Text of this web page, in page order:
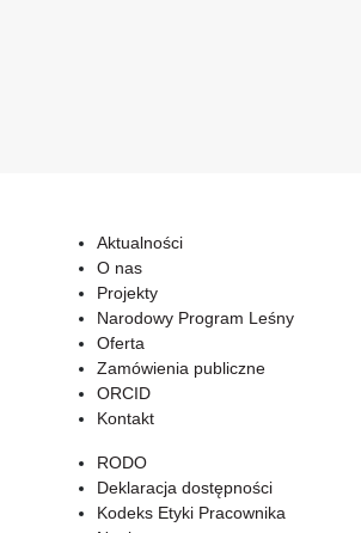
Aktualności
O nas
Projekty
Narodowy Program Leśny
Oferta
Zamówienia publiczne
ORCID
Kontakt
RODO
Deklaracja dostępności
Kodeks Etyki Pracownika